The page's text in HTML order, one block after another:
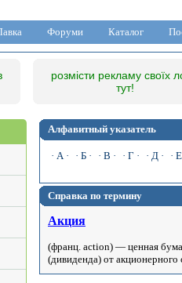
Форуми Каталог
розмісти рекламу своїх
тут!
Алфавитный указатель
· А · · Б · · В · · Г · · Д · ·
Справка по термину
Акция
(франц. action) — ценная
(дивиденда) от